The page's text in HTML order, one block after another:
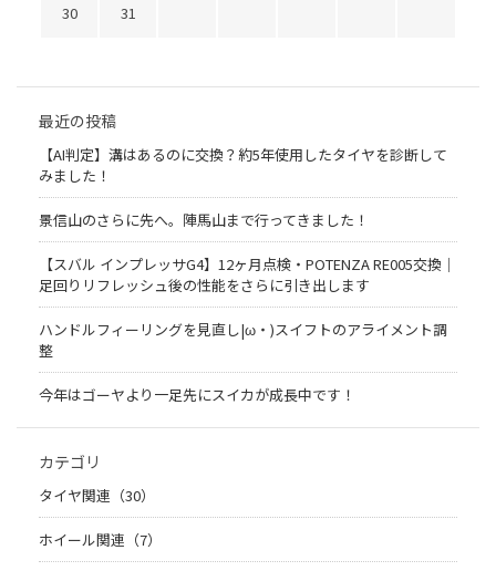
30
31
最近の投稿
【AI判定】溝はあるのに交換？約5年使用したタイヤを診断して
みました！
景信山のさらに先へ。陣馬山まで行ってきました！
【スバル インプレッサG4】12ヶ月点検・POTENZA RE005交換｜
足回りリフレッシュ後の性能をさらに引き出します
ハンドルフィーリングを見直し|ω・)スイフトのアライメント調
整
今年はゴーヤより一足先にスイカが成長中です！
カテゴリ
タイヤ関連（30）
ホイール関連（7）